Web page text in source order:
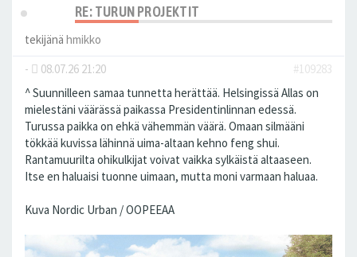
RE: TURUN PROJEKTIT
tekijänä hmikko
-
08.07.26 21:20
#109283
^ Suunnilleen samaa tunnetta herättää. Helsingissä Allas on
mielestäni väärässä paikassa Presidentinlinnan edessä.
Turussa paikka on ehkä vähemmän väärä. Omaan silmääni
tökkää kuvissa lähinnä uima-altaan kehno feng shui.
Rantamuurilta ohikulkijat voivat vaikka sylkäistä altaaseen.
Itse en haluaisi tuonne uimaan, mutta moni varmaan haluaa.
Kuva Nordic Urban / OOPEEAA